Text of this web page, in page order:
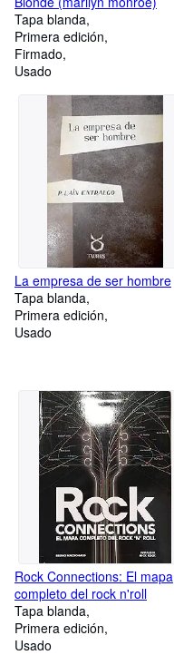
Tapa blanda
Primera edición
Firmado
Usado
La empresa de ser hombre
Tapa blanda
Primera edición
Usado
Rock Connections: El mapa
completo del rock n'roll
Tapa blanda
Primera edición
Usado